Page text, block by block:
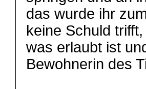
das wurde ihr
keine Schuld
was erlaubt ist
Bewohnerin des